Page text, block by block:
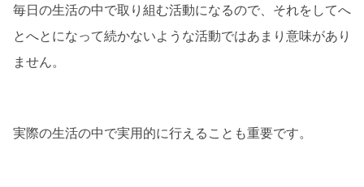
毎日の生活の中で取り組む活動になるので、それをしてへ
とへとになって続かないような活動ではあまり意味があり
ません。
実際の生活の中で実用的に行えることも重要です。